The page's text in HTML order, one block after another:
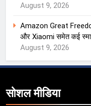
August 9, 2026
Amazon Great
और Xiaomi समेत कई
August 9, 2026
सोशल मीडिया